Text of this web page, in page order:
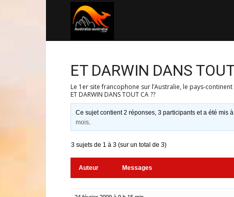
ET DARWIN DANS
Le 1er site francophone sur l’Australie, le pays-continent
ET DARWIN DANS TOUT CA ??
Ce sujet contient 2 réponses, 3 participants et a été mis
mois.
3 sujets de 1 à 3 (sur un total de 3)
Auteur Messages